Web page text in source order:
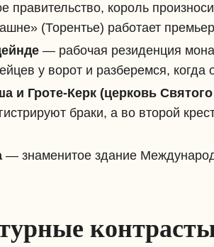
правительство, король
(Торентье) работает
— рабочая резиденция
у ворот и разберемся,
и Гроте-Керк (церковь
браки, а во второй
— знаменитое здание